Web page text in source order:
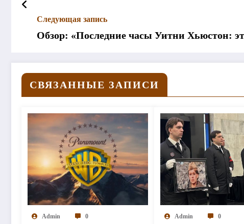
Следующая запись
Обзор: «Последние часы Уитни Хьюстон:
СВЯЗАННЫЕ ЗАПИСИ
Admin 0 Admin 0